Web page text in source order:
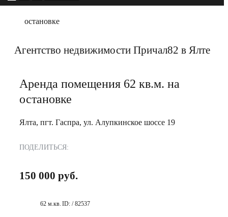
остановке
Агентство недвижимости Причал82 в Ялте
Аренда помещения 62 кв.м. на
остановке
Ялта, пгт. Гаспра, ул. Алупкинское шоссе 19
ПОДЕЛИТЬСЯ:
150 000 руб.
62 м.кв. ID: / 82537